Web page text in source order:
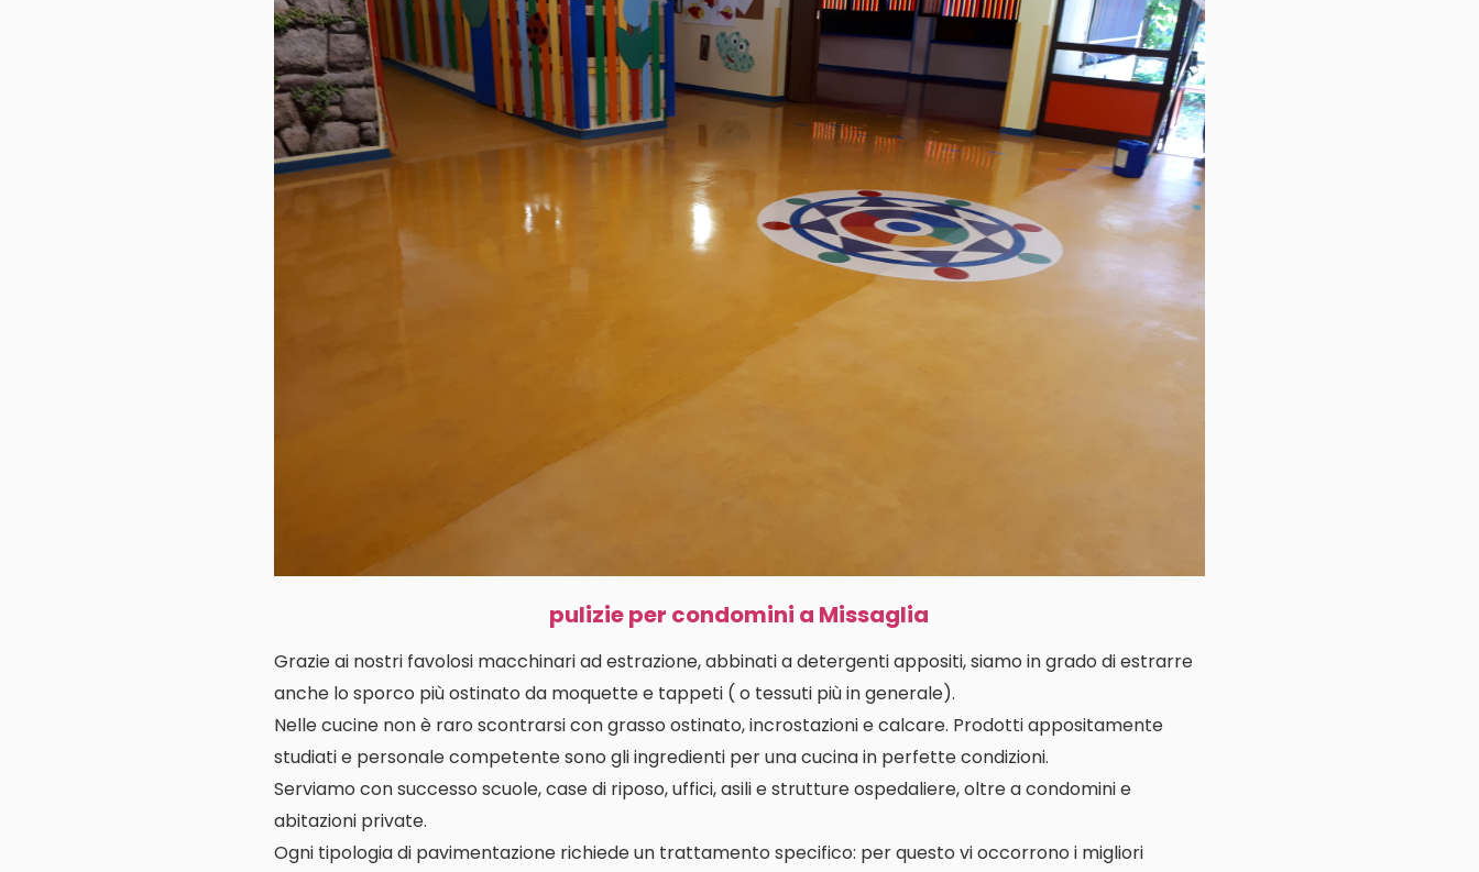
pulizie per condomini a Missaglia
Grazie ai nostri favolosi macchinari ad estrazione, abbinati a detergenti appositi, siamo in grado di estrarre
anche lo sporco più ostinato da moquette e tappeti ( o tessuti più in generale).
Nelle cucine non è raro scontrarsi con grasso ostinato, incrostazioni e calcare. Prodotti appositamente
studiati e personale competente sono gli ingredienti per una cucina in perfette condizioni.
Serviamo con successo scuole, case di riposo, uffici, asili e strutture ospedaliere, oltre a condomini e
abitazioni private.
Ogni tipologia di pavimentazione richiede un trattamento specifico: per questo vi occorrono i migliori